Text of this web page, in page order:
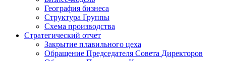
География бизнеса
Структура Группы
Схема производства
Стратегический отчет
Закрытие плавильного цеха
Обращение Председателя Совета Директоров